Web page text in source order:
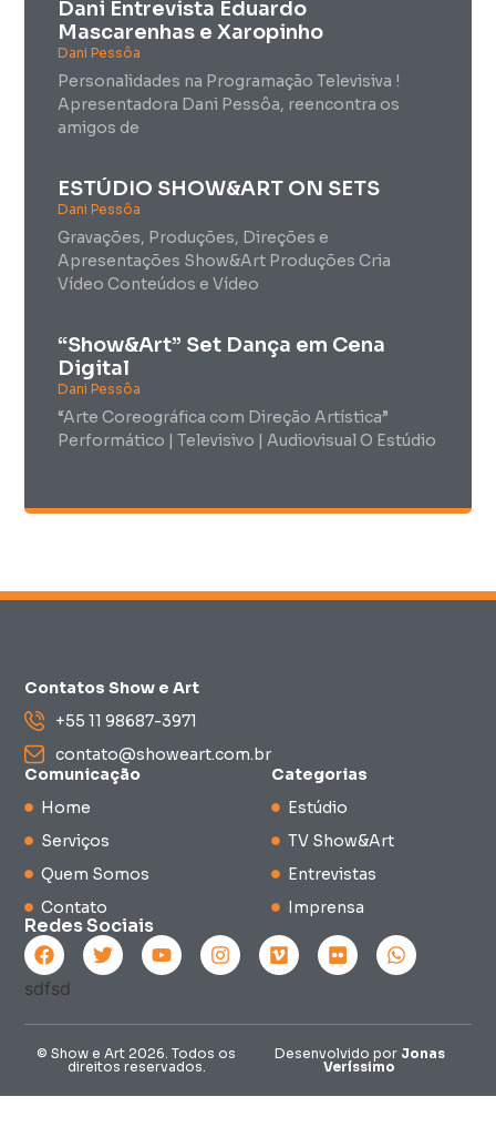
Dani Entrevista Eduardo
Mascarenhas e Xaropinho
Dani Pessôa
Personalidades na Programação Televisiva !
Apresentadora Dani Pessôa, reencontra os
amigos de
ESTÚDIO SHOW&ART ON SETS
Dani Pessôa
Gravações, Produções, Direções e
Apresentações Show&Art Produções Cria
Vídeo Conteúdos e Vídeo
“Show&Art” Set Dança em Cena
Digital
Dani Pessôa
“Arte Coreográfica com Direção Artística”
Performático | Televisivo | Audiovisual O Estúdio
Contatos Show e Art
+55 11 98687-3971
contato@showeart.com.br
Comunicação
Home
Serviços
Quem Somos
Contato
Categorias
Estúdio
TV Show&Art
Entrevistas
Imprensa
Redes Sociais
© Show e Art 2026. Todos os
direitos reservados.
Desenvolvido por Jonas
Veríssimo